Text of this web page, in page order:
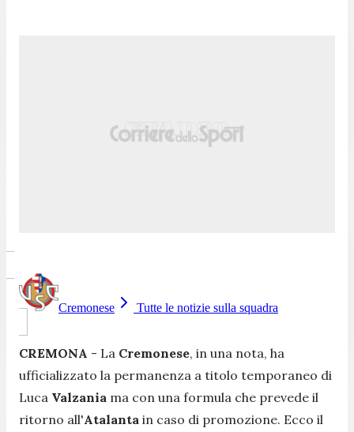
Cremonese Tutte le notizie sulla squadra
CREMONA - La Cremonese, in una nota, ha
ufficializzato la permanenza a titolo temporaneo di
Luca Valzania ma con una formula che prevede il
ritorno all'Atalanta in caso di promozione. Ecco il